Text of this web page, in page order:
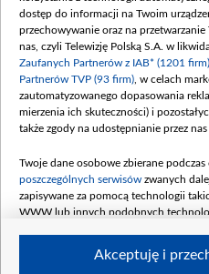
mln, listopad 265 mln)
Dofinansowanie 48
Data podpisania
(wpłata grudzień
Dofinansowanie 900
Data podpisania
kwiecień 180 mln, 7
czerwca 90 mln)
Dofinansowanie 250
4 sierpnia 250 mln
dostęp do informacji na Twoim
przechowywanie oraz na
nas, czyli Telewizję Polską S.A. w
Zaufanych Partnerów z IAB* (1201 firm)
Partnerów TVP (93 firm) , w celach
zautomatyzowanego dopasowania
mierzenia ich skuteczności) i
także zgody na udostępnianie przez
Twoje dane osobowe zbierane
poszczególnych serwisów zwanych
zapisywane za pomocą technologii
WWW lub innych podobnych
Akceptuję i